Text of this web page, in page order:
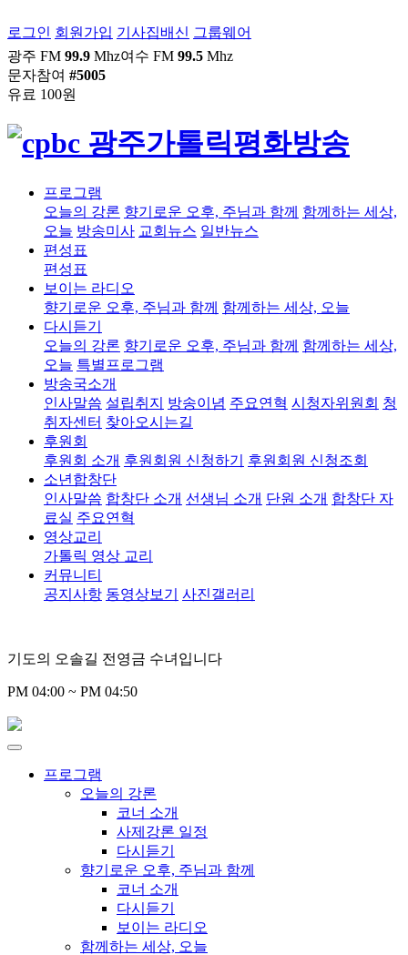
로그인 회원가입 기사집배신 그룹웨어
광주 FM 99.9 Mhz여수 FM 99.5 Mhz
문자참여 #5005
유료 100원
프로그램
오늘의 강론 향기로운 오후, 주님과 함께 함께하는 세상,
오늘 방송미사 교회뉴스 일반뉴스
편성표
편성표
보이는 라디오
향기로운 오후, 주님과 함께 함께하는 세상, 오늘
다시듣기
오늘의 강론 향기로운 오후, 주님과 함께 함께하는 세상,
오늘 특별프로그램
방송국소개
인사말씀 설립취지 방송이념 주요연혁 시청자위원회 청
취자센터 찾아오시는길
후원회
후원회 소개 후원회원 신청하기
후원회원 신청조회
소년합창단
인사말씀 합창단 소개 선생님 소개 단원 소개 합창단 자
료실 주요연혁
영상교리
가톨릭 영상 교리
커뮤니티
공지사항 동영상보기 사진갤러리
기도의 오솔길 전영금 수녀입니다
PM 04:00 ~ PM 04:50
프로그램
오늘의 강론
코너 소개
사제강론 일정
다시듣기
향기로운 오후, 주님과 함께
코너 소개
다시듣기
보이는 라디오
함께하는 세상, 오늘